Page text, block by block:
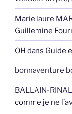
Marie laure
Guillemine
OH dans Guide
bonnaventure
BALLAIN-
comme je ne